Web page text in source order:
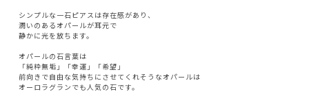
シンプルな一石ピアスは存在感があり、
潤いのあるオパールが耳元で
静かに光を放ちます。
オパールの石言葉は
「純粋無垢」「幸運」「希望」
前向きで自由な気持ちにさせてくれそうなオパールは
オーロラグランでも人気の石です。